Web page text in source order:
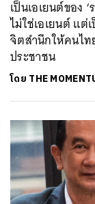
เป็นเอเยนต์ของ
ไม่ใช่เอเยนต์ แต่
จิตสำนึกให้คนไ
ประชาชน
โดย THE